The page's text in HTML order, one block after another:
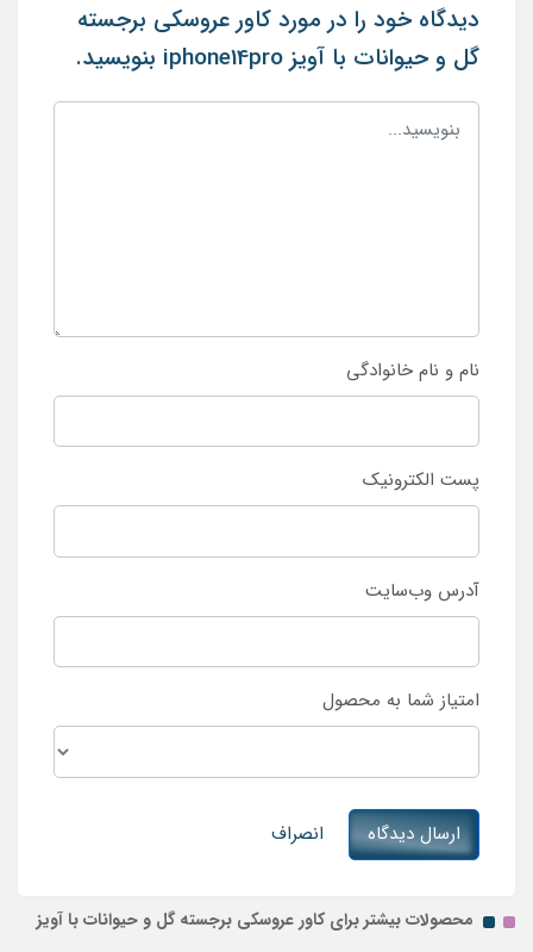
دیدگاه خود را در مورد کاور عروسکی برجسته
گل و حیوانات با آویز iphone14pro بنویسید.
نام و نام خانوادگی
پست الکترونیک
آدرس وب‌سایت
امتیاز شما به محصول
ارسال دیدگاه انصراف
محصولات بیشتر برای کاور عروسکی برجسته گل و حیوانات با آویز